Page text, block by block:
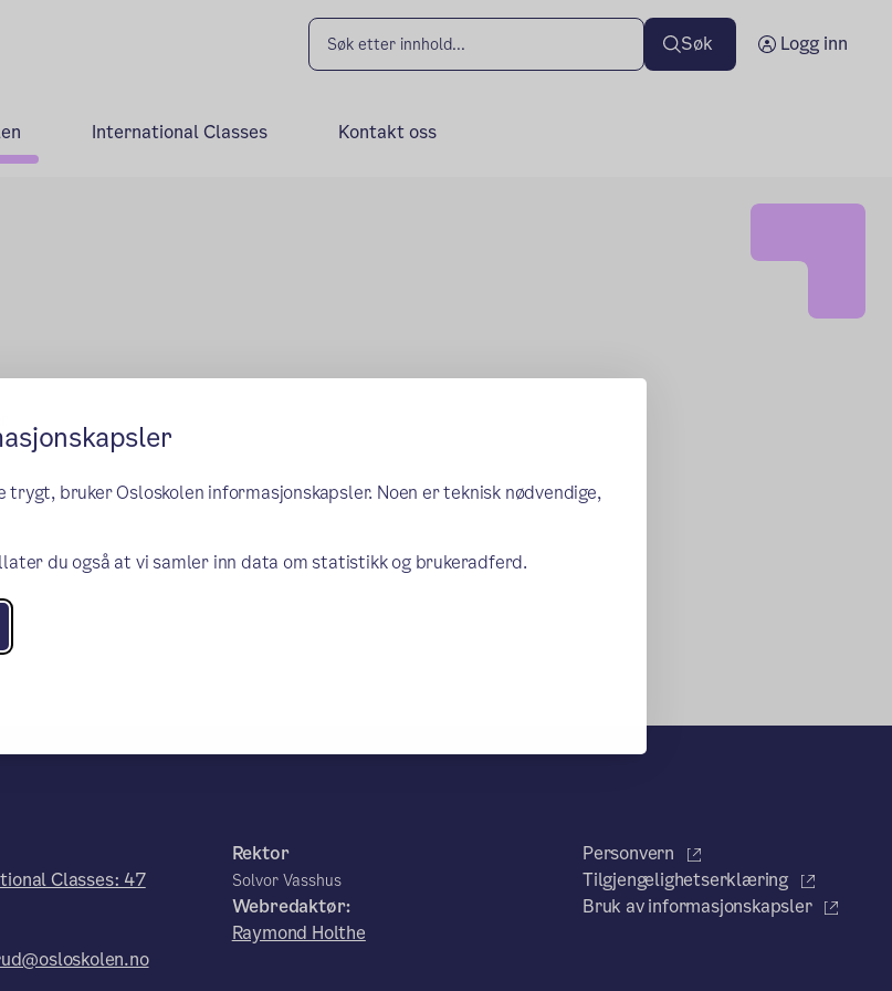
bruker Osloskolen informasjonskapsler. Noen er teknisk nødvendige,
du også at vi samler inn data om statistikk og brukeradferd.
Søk Logg inn
International Classes Kontakt oss
Classes: 47
Rektor
Solvor Vasshus
Webredaktør:
Raymond Holthe
Personvern
Tilgjengelighetserklæring
Bruk av informasjonskapsler